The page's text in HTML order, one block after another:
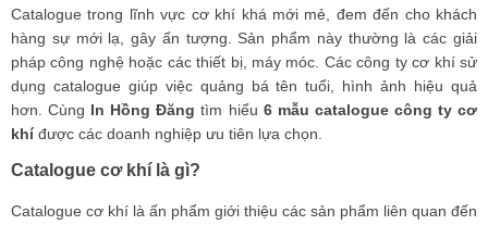
Catalogue trong lĩnh vực cơ khí khá mới mẻ, đem đến cho khách
hàng sự mới lạ, gây ấn tượng. Sản phẩm này thường là các giải
pháp công nghệ hoặc các thiết bị, máy móc. Các công ty cơ khí sử
dụng catalogue giúp việc quảng bá tên tuổi, hình ảnh hiệu quả
hơn. Cùng In Hồng Đăng tìm hiểu 6 mẫu catalogue công ty cơ
khíđược các doanh nghiệp ưu tiên lựa chọn.
Catalogue cơ khí là gì?
Catalogue cơ khí là ấn phẩm giới thiệu các sản phẩm liên quan đến